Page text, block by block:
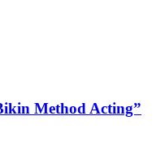
Method Acting”